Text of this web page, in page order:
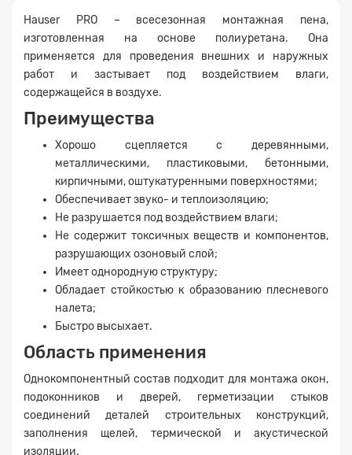
Hauser PRO – всесезонная монтажная пена,
изготовленная на основе полиуретана. Она
применяется для проведения внешних и наружных
работ и застывает под воздействием влаги,
содержащейся в воздухе.
Преимущества
Хорошо сцепляется с деревянными,
металлическими, пластиковыми, бетонными,
кирпичными, оштукатуренными поверхностями;
Обеспечивает звуко- и теплоизоляцию;
Не разрушается под воздействием влаги;
Не содержит токсичных веществ и компонентов,
разрушающих озоновый слой;
Имеет однородную структуру;
Обладает стойкостью к образованию плесневого
налета;
Быстро высыхает.
Область применения
Однокомпонентный состав подходит для монтажа окон,
подоконников и дверей, герметизации стыков
соединений деталей строительных конструкций,
заполнения щелей, термической и акустической
изоляции.